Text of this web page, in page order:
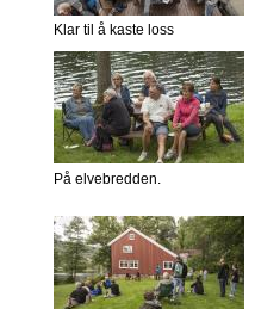
Klar til å kaste loss
På elvebredden.